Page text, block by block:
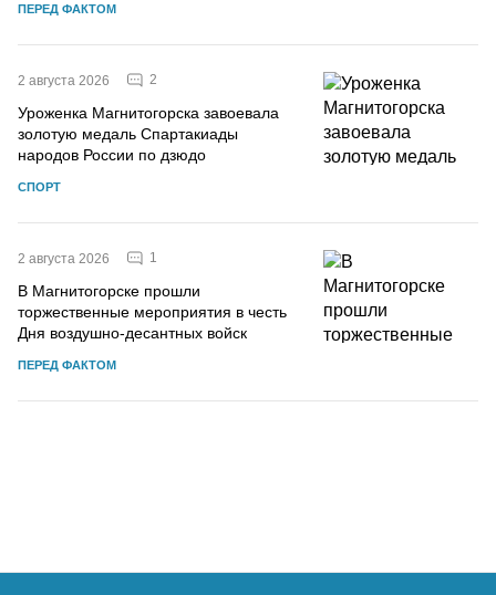
ПЕРЕД ФАКТОМ
2 августа 2026 2
Уроженка Магнитогорска завоевала
золотую медаль Спартакиады
народов России по дзюдо
СПОРТ
2 августа 2026 1
В Магнитогорске прошли
торжественные мероприятия в честь
Дня воздушно-десантных войск
ПЕРЕД ФАКТОМ